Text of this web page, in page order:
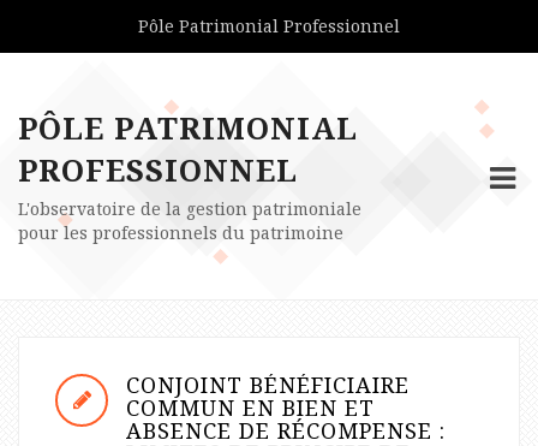
Pôle Patrimonial Professionnel
PÔLE PATRIMONIAL
PROFESSIONNEL
L'observatoire de la gestion patrimoniale
pour les professionnels du patrimoine
CONJOINT BÉNÉFICIAIRE
COMMUN EN BIEN ET
ABSENCE DE RÉCOMPENSE :